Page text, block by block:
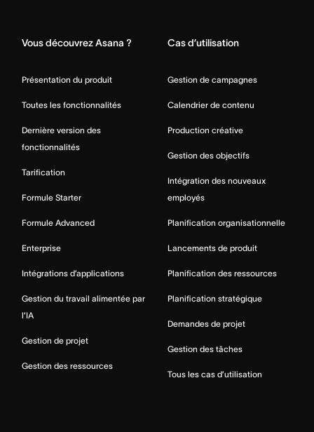
Vous découvrez Asana ?
Présentation du produit
Toutes les fonctionnalités
Dernière version des
fonctionnalités
Tarification
Formule Starter
Formule Advanced
Enterprise
Intégrations d’applications
Gestion du travail alimentée par
l’IA
Gestion de projet
Gestion des ressources
Cas d’utilisation
Gestion de campagnes
Calendrier de contenu
Production créative
Gestion des objectifs
Intégration des nouveaux
employés
Planification organisationnelle
Lancements de produit
Planification des ressources
Planification stratégique
Demandes de projet
Gestion des tâches
Tous les cas d’utilisation